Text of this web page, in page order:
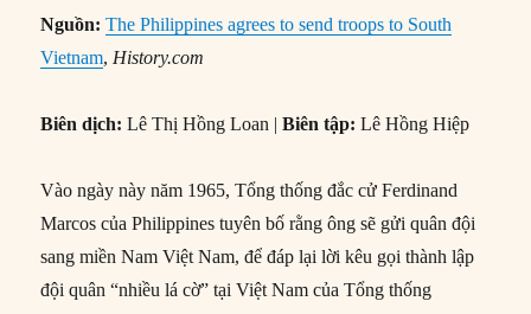
Nguồn: The Philippines agrees to send troops to South
Vietnam, History.com
Biên dịch: Lê Thị Hồng Loan |Biên tập:Lê Hồng Hiệp
Vào ngày này năm 1965, Tổng thống đắc cử Ferdinand
Marcos của Philippines tuyên bố rằng ông sẽ gửi quân đội
sang miền Nam Việt Nam, để đáp lại lời kêu gọi thành lập
đội quân “nhiều lá cờ” tại Việt Nam của Tổng thống